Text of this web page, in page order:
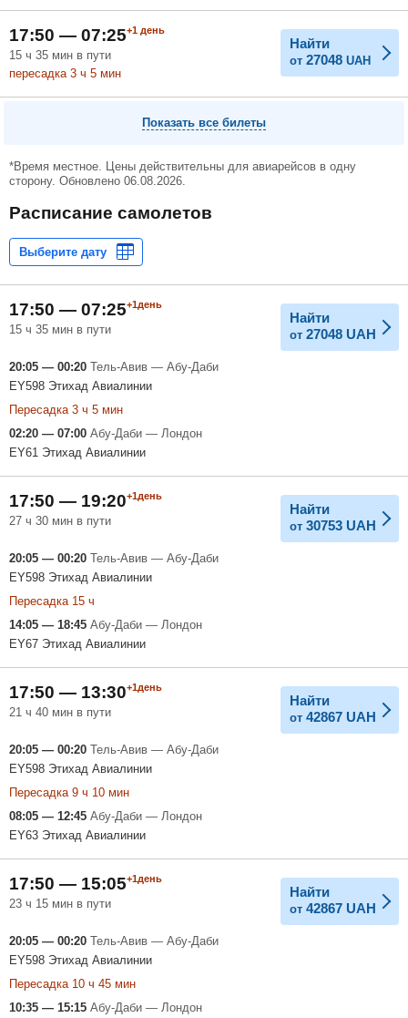
17:50 — 07:25+1 день
15 ч 35 мин в пути
пересадка 3 ч 5 мин
Найти
от 27048 UAH
Показать все билеты
*Время местное. Цены действительны для авиарейсов в одну
сторону. Обновлено 06.08.2026.
Расписание самолетов
17:50 — 07:25+1день
15 ч 35 мин в пути
Найти
от 27048 UAH
20:05 — 00:20 Тель-Авив — Абу-Даби
EY598 Этихад Авиалинии
Пересадка 3 ч 5 мин
02:20 — 07:00 Абу-Даби — Лондон
EY61 Этихад Авиалинии
17:50 — 19:20+1день
27 ч 30 мин в пути
Найти
от 30753 UAH
20:05 — 00:20 Тель-Авив — Абу-Даби
EY598 Этихад Авиалинии
Пересадка 15 ч
14:05 — 18:45 Абу-Даби — Лондон
EY67 Этихад Авиалинии
17:50 — 13:30+1день
21 ч 40 мин в пути
Найти
от 42867 UAH
20:05 — 00:20 Тель-Авив — Абу-Даби
EY598 Этихад Авиалинии
Пересадка 9 ч 10 мин
08:05 — 12:45 Абу-Даби — Лондон
EY63 Этихад Авиалинии
17:50 — 15:05+1день
23 ч 15 мин в пути
Найти
от 42867 UAH
20:05 — 00:20 Тель-Авив — Абу-Даби
EY598 Этихад Авиалинии
Пересадка 10 ч 45 мин
10:35 — 15:15 Абу-Даби — Лондон